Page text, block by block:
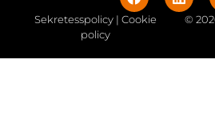
Sekretesspolicy | Cookie
policy
©